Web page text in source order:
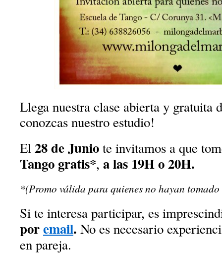
Llega nuestra clase abierta y gratuita
conozcas nuestro estudio!
El28 de Juniote invitamos a que
Tango gratis*, a las 19H o 20H.
*(Promo válida para quienes no hayan
Si te interesa participar, es
poremail. No es necesario
en pareja.